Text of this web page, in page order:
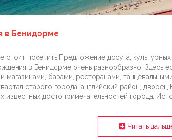
в Бенидорме
стоит посетить Предложение досуга,
в Бенидорме очень разнообразно. Здесь
магазинами, барами, ресторанами,
старого города, английский район,
известных достопримечательностей города.
Читать